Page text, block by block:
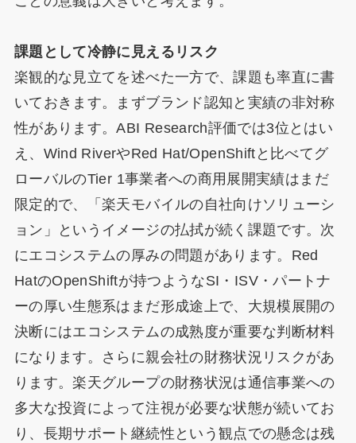
課題として冷静に見えるリスク
楽観的な見立てを述べた一方で、課題も率直に書
いておきます。まずブランド認知と実績の非対称
性があります。ABI Research評価では3位とはい
え、Wind RiverやRed Hat/OpenShiftと比べてグ
ローバルのTier 1事業者への商用展開実績はまだ
限定的で、「楽天モバイルの自社向けソリューシ
ョン」というイメージの払拭が続く課題です。次
にエコシステムの厚みの問題があります。Red
HatのOpenShiftが持つようなSI・ISV・パートナ
ーの厚い生態系はまだ形成途上で、大規模展開の
決断にはエコシステムの成熟度が重要な判断材料
になります。さらに親会社の財務状況リスクがあ
ります。楽天グループの財務状況は通信事業への
多大な投資によって注視が必要な状態が続いてお
り、長期サポート継続性という観点での懸念は残